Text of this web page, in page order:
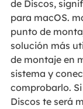
de Discos,
para macOS.
punto de
solución más
de montaje en
sistema y
comprobarlo.
Discos te será